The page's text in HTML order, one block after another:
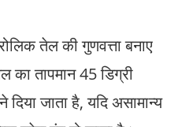
तेल की गुणवत्ता बनाए
तापमान 45 डिग्री
जाता है, यदि असामान्य